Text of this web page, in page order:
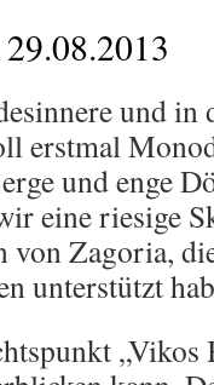
und in
erstmal
und enge
eine riesige
von Zagoria,
unterstützt
„Vikos